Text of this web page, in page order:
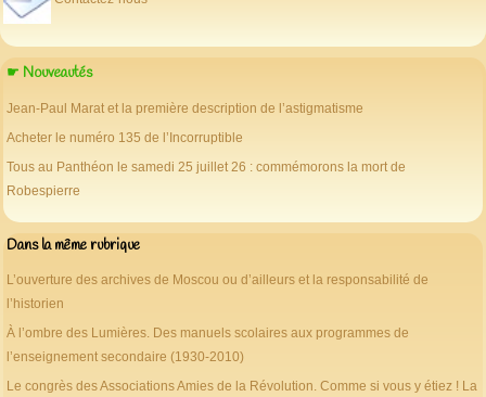
☛ Nouveautés
Jean-Paul Marat et la première description de l’astigmatisme
Acheter le numéro 135 de l’Incorruptible
Tous au Panthéon le samedi 25 juillet 26 : commémorons la mort de
Robespierre
Dans la même rubrique
L’ouverture des archives de Moscou ou d’ailleurs et la responsabilité de
l’historien
À l’ombre des Lumières. Des manuels scolaires aux programmes de
l’enseignement secondaire (1930-2010)
Le congrès des Associations Amies de la Révolution. Comme si vous y étiez ! La